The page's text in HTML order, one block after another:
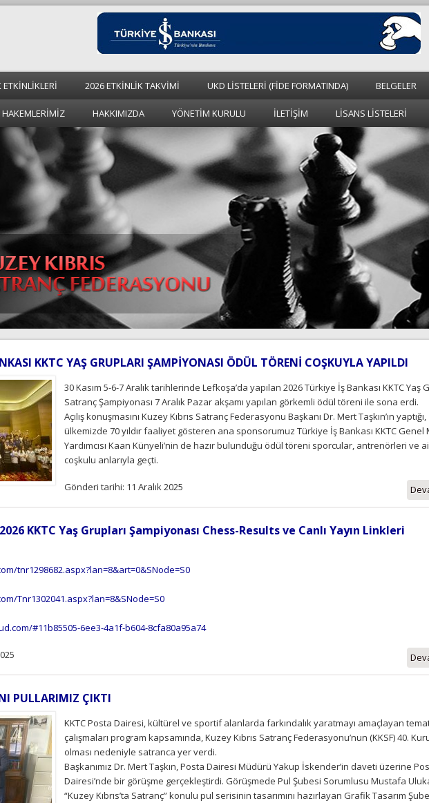
ETKİNLİKLERİ 2026 ETKİNLİK TAKVİMİ UKD LİSTELERİ (FİDE FORMATINDA) BELGELER
HAKEMLERİMİZ HAKKIMIZDA YÖNETİM KURULU İLETİŞİM LİSANS LİSTELERİ
KKTC YAŞ GRUPLARI ŞAMPİYONASI ÖDÜL TÖRENİ COŞKUYLA YAPILDI
30 Kasım 5-6-7 Aralık tarihlerinde Lefkoşa’da yapılan 2026 Türkiye İş Bankası KKTC Yaş
Satranç Şampiyonası 7 Aralık Pazar akşamı yapılan görkemli ödül töreni ile sona erdi.
Açılış konuşmasını Kuzey Kıbrıs Satranç Federasyonu Başkanı Dr. Mert Taşkın’ın yaptığı,
ülkemizde 70 yıldır faaliyet gösteren ana sponsorumuz Türkiye İş Bankası KKTC Genel
Yardımcısı Kaan Künyeli’nin de hazır bulunduğu ödül töreni sporcular, antrenörleri ve
coşkulu anlarıyla geçti.
Gönderi tarihi: 11 Aralık 2025
KKTC Yaş Grupları Şampiyonası Chess-Results ve Canlı Yayın Linkleri
tnr1298682.aspx?lan=8&art=0&SNode=S0
Tnr1302041.aspx?lan=8&SNode=S0
#11b85505-6ee3-4a1f-b604-8cfa80a95a74
PULLARIMIZ ÇIKTI
KKTC Posta Dairesi, kültürel ve sportif alanlarda farkındalık yaratmayı amaçlayan
çalışmaları program kapsamında, Kuzey Kıbrıs Satranç Federasyonu’nun (KKSF) 40.
olması nedeniyle satranca yer verdi.
Başkanımız Dr. Mert Taşkın, Posta Dairesi Müdürü Yakup İskender’in daveti üzerine
Dairesi’nde bir görüşme gerçekleştirdi. Görüşmede Pul Şubesi Sorumlusu Mustafa
“Kuzey Kıbrıs’ta Satranç” konulu pul serisinin tasarımını hazırlayan Grafik Tasarım